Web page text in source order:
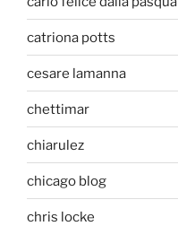
catriona potts
cesare lamanna
chettimar
chiarulez
chicago blog
chris locke